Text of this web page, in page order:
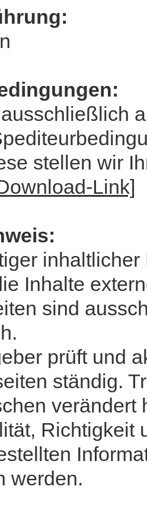
stellen wir
Link]
Inhalte
sind
prüft und
ständig.
verändert
Richtigkeit
werden.